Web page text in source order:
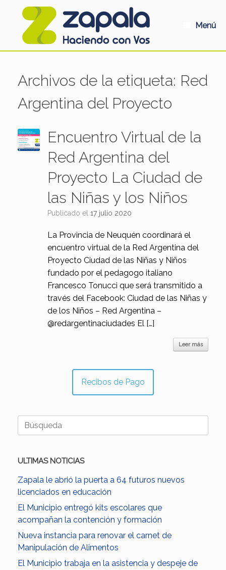
Menú
Archivos de la etiqueta: Red
Argentina del Proyecto
Encuentro Virtual de la
Red Argentina del
Proyecto La Ciudad de
las Niñas y los Niños
Publicado el 17 julio 2020
La Provincia de Neuquén coordinará el
encuentro virtual de la Red Argentina del
Proyecto Ciudad de las Niñas y Niños
fundado por el pedagogo italiano
Francesco Tonucci que será transmitido a
través del Facebook: Ciudad de las Niñas y
de los Niños – Red Argentina –
@redargentinaciudades El […]
Leer más
Recibos de Pago
Buscar:
ULTIMAS NOTICIAS
Zapala le abrió la puerta a 64 futuros nuevos
licenciados en educación
El Municipio entregó kits escolares que
acompañan la contención y formación
Nueva instancia para renovar el carnet de
Manipulación de Alimentos
El Municipio trabaja en la asistencia y despeje de